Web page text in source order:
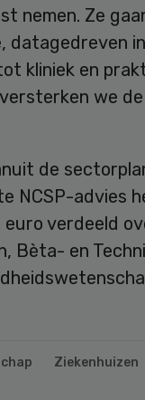
nemen. Ze
datagedreven
kliniek en
we
de
NCSP-advies
verdeeld
Bèta- en
Ziekenhuizen